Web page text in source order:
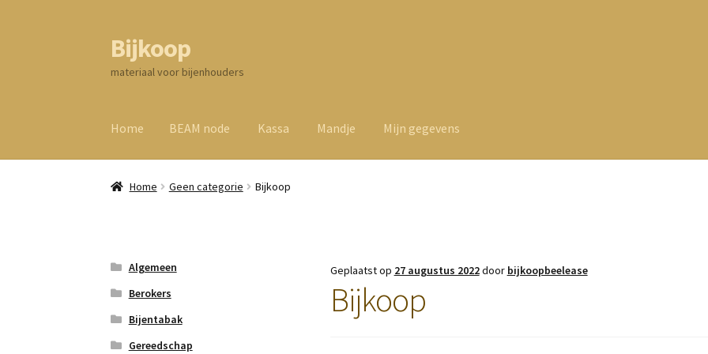
Ga
door
naar
Ga
direct
naar
inhoud
Bijkoop
materiaal voor bijenhouders
Home BEAM node Kassa Mandje Mijn gegevens
Home Geen categorie Bijkoop
Geplaatst op 27 augustus 2022door bijkoopbeelease
Bijkoop
Algemeen
Berokers
Bijentabak
Gereedschap